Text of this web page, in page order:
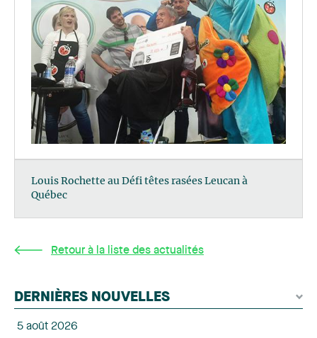
Louis Rochette au Défi têtes rasées Leucan à
Québec
Retour à la liste des actualités
DERNIÈRES NOUVELLES
5 août 2026